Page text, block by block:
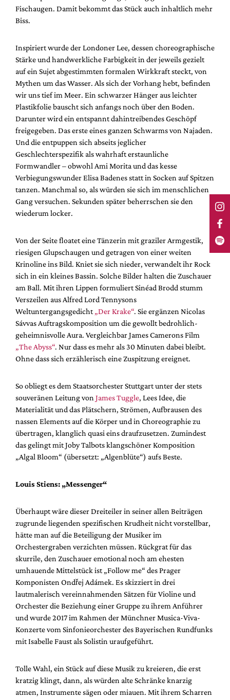
Fischaugen. Damit bekommt das Stück auch inhaltlich mehr
Biss.
Inspiriert wurde der Londoner Lee, dessen choreographische
Stärke und handwerkliche Farbigkeit in der jeweils gezielt
auf ein Sujet abgestimmten formalen Wirkkraft steckt, von
Mythen um das Wasser. Als sich der Vorhang hebt, befinden
wir uns tief im Meer. Ein schwarzer Hänger aus leichter
Plastikfolie bauscht sich anfangs noch über den Boden.
Darunter wird ein entspannt dahintreibendes Geschöpf
freigegeben. Das erste eines ganzen Schwarms von Najaden.
Und die entpuppen sich abseits jeglicher
Geschlechterspezifik als wahrhaft erstaunliche
Formwandler – obwohl Ami Morita und das kesse
Verbiegungswunder Elisa Badenes statt in Socken auf Spitzen
tanzen. Manchmal so, als würden sie sich im menschlichen
Gang versuchen. Sekunden später beherrschen sie den
wiederum locker.
Von der Seite floatet eine Tänzerin mit graziler Armgestik,
riesigen Glupschaugen und getragen von einer weiten
Krinoline ins Bild. Kniet sie sich nieder, verwandelt ihr Rock
sich in ein kleines Bassin. Solche Bilder halten die Zuschauer
am Ball. Mit ihren Lippen formuliert Sinéad Brodd stumm
Verszeilen aus Alfred Lord Tennysons
Weltuntergangsgedicht „Der Krake“. Sie ergänzen Nicolas
Sávvas Auftragskomposition um die gewollt bedrohlich-
geheimnisvolle Aura. Vergleichbar James Camerons Film
„The Abyss“. Nur dass es mehr als 30 Minuten dabei bleibt.
Ohne dass sich erzählerisch eine Zuspitzung ereignet.
So obliegt es dem Staatsorchester Stuttgart unter der stets
souveränen Leitung von James Tuggle, Lees Idee, die
Materialität und das Plätschern, Strömen, Aufbrausen des
nassen Elements auf die Körper und in Choreographie zu
übertragen, klanglich quasi eins draufzusetzen. Zumindest
das gelingt mit Joby Talbots klangschöner Komposition
„Algal Bloom“ (übersetzt: „Algenblüte“) aufs Beste.
Louis Stiens: „Messenger“
Überhaupt wäre dieser Dreiteiler in seiner allen Beiträgen
zugrunde liegenden spezifischen Krudheit nicht vorstellbar,
hätte man auf die Beteiligung der Musiker im
Orchestergraben verzichten müssen. Rückgrat für das
skurrile, den Zuschauer emotional noch am ehesten
umhauende Mittelstück ist „Follow me“ des Prager
Komponisten Ondřej Adámek. Es skizziert in drei
lautmalerisch vereinnahmenden Sätzen für Violine und
Orchester die Beziehung einer Gruppe zu ihrem Anführer
und wurde 2017 im Rahmen der Münchner Musica-Viva-
Konzerte vom Sinfonieorchester des Bayerischen Rundfunks
mit Isabelle Faust als Solistin uraufgeführt.
Tolle Wahl, ein Stück auf diese Musik zu kreieren, die erst
kratzig klingt, dann, als würden alte Schränke knarzig
atmen, Instrumente sägen oder miauen. Mit ihrem Scharren